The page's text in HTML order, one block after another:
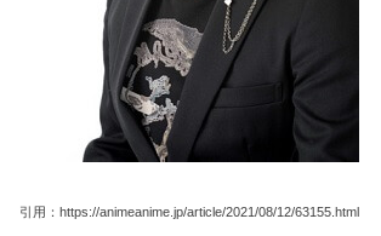
引用：https://animeanime.jp/article/2021/08/12/63155.html